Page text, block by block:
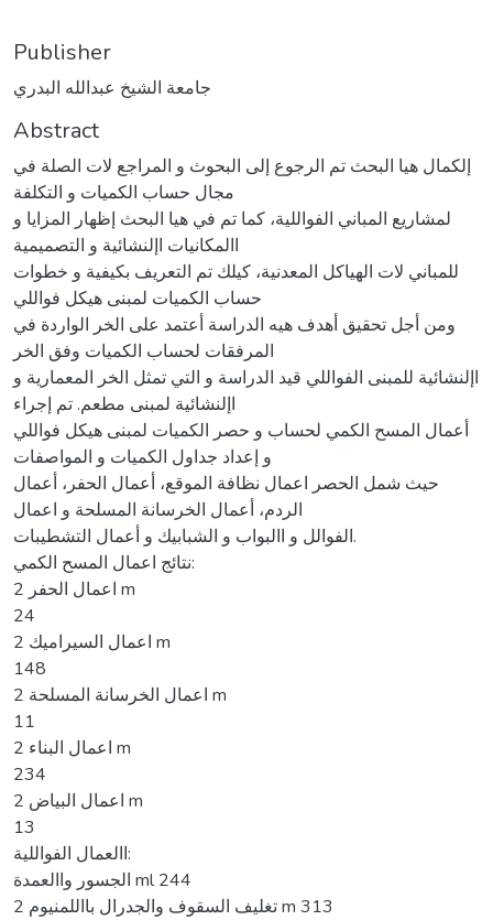
Publisher
جامعة الشيخ عبدالله البدري
Abstract
إلكمال هيا البحث تم الرجوع إلى البحوث و المراجع لات الصلة في
مجال حساب الكميات و التكلفة
لمشاريع المباني الفواللية، كما تم في هيا البحث إظهار المزايا و
االمكانيات اإلنشائية و التصميمية
للمباني لات الهياكل المعدنية، كيلك تم التعريف بكيفية و خطوات
حساب الكميات لمبنى هيكل فواللي
ومن أجل تحقيق أهدف هيه الدراسة أعتمد على الخر الواردة في
المرفقات لحساب الكميات وفق الخر
اإلنشائية للمبنى الفواللي قيد الدراسة و التي تمثل الخر المعمارية و
اإلنشائية لمبنى مطعم. تم إجراء
أعمال المسح الكمي لحساب و حصر الكميات لمبنى هيكل فواللي
و إعداد جداول الكميات و المواصفات
حيث شمل الحصر اعمال نظافة الموقع، أعمال الحفر، أعمال
الردم، أعمال الخرسانة المسلحة و اعمال
الفوالل و االبواب و الشبابيك و أعمال التشطيبات.
نتائج اعمال المسح الكمي:
2 اعمال الحفر m
24
2 اعمال السيراميك m
148
2 اعمال الخرسانة المسلحة m
11
2 اعمال البناء m
234
2 اعمال البياض m
13
االعمال الفواللية:
الجسور واالعمدة ml 244
2 تغليف السقوف والجدرال بااللمنيوم m 313